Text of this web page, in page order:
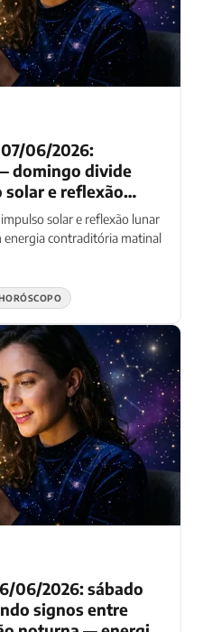
06/2026:
domingo divide
solar e reflexão
signos navegam
solar e reflexão lunar
contraditória matinal
06/2026: sábado
signos entre